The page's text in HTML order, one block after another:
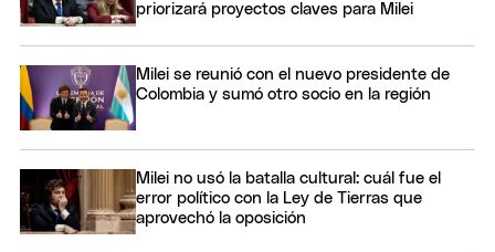
priorizará proyectos claves para Milei
Milei se reunió con el nuevo presidente de
Colombia y sumó otro socio en la región
Milei no usó la batalla cultural: cuál fue el
error político con la Ley de Tierras que
aprovechó la oposición